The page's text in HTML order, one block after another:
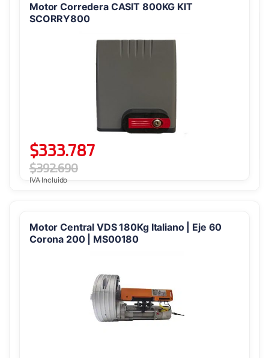
Motor Corredera CASIT 800KG KIT
SCORRY800
$333.787
$392.690
IVA Incluido
Motor Central VDS 180Kg Italiano | Eje 60
Corona 200 | MS00180